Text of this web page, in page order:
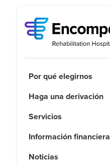
Por qué elegirnos
Haga una derivación
Servicios
Información financiera
Noticias